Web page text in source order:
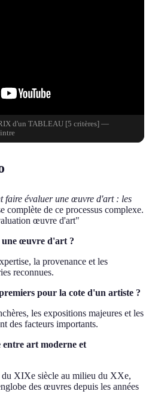
d'un TABLEAU [5 critères] —
faire évaluer une œuvre d'art : les
complète de ce processus complexe.
œuvre d'art"
œuvre d'art ?
la provenance et les
reconnues.
pour la cote d'un artiste ?
les expositions majeures et les
des facteurs importants.
entre art moderne et
du XIXe siècle au milieu du XXe,
des œuvres depuis les années